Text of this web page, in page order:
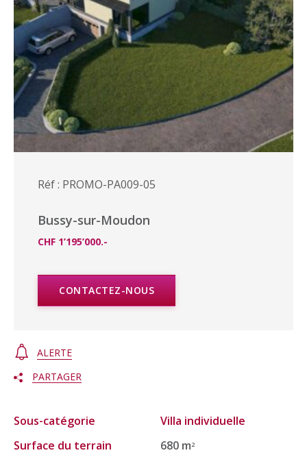
Réf : PROMO-PA009-05
Bussy-sur-Moudon
CHF 1’195’000.-
CONTACTEZ-NOUS
ALERTE
PARTAGER
Sous-catégorie
Villa individuelle
Surface du terrain
680 m2